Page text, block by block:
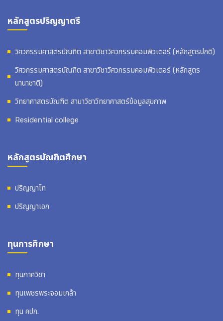
หลักสูตรปริญญาตรี
วิศวกรรมศาสตรบัณฑิต สาขาวิชาวิศวกรรมคอมพิวเตอร์ (หลักสูตรปกติ)
วิศวกรรมศาสตรบัณฑิต สาขาวิชาวิศวกรรมคอมพิวเตอร์ (หลักสูตร
นานาชาติ)
วิทยาศาสตรบัณฑิต สาขาวิชาวิทยาศาสตร์ข้อมูลสุขภาพ
Residential college
หลักสูตรบัณฑิตศึกษา
ปริญญาโท
ปริญญาเอก
ทุนการศึกษา
ทุนภาควิชา
ทุนเพชรพระจอมเกล้า
ทุน คปก.